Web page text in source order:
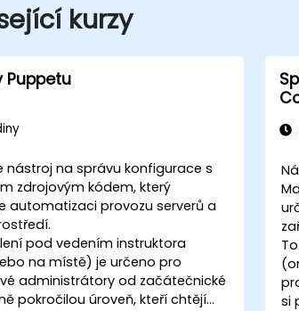
kurzy
Puppetu
nástroj na správu konfigurace s
zdrojovým kódem, který
automatizaci provozu serverů a
pod vedením instruktora
na místě) je určeno pro
administrátory od začátečnické
pokročilou úroveň, kteří chtějí
si